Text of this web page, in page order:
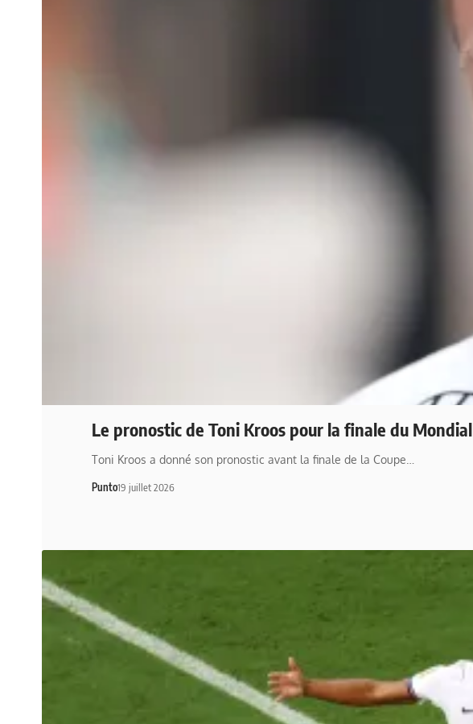
Le pronostic de Toni Kroos pour la finale du Mondial
Toni Kroos a donné son pronostic avant la finale de la Coupe…
Punto19 juillet 2026